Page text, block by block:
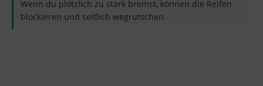
Wenn du plötzlich zu stark bremst, können die Reifen
blockieren und seitlich wegrutschen.